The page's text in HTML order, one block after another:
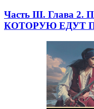
Часть III. Глава
КОТОРУЮ ЕДУТ